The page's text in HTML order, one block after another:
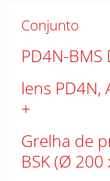
Conjunto
PD4N-BMS
lens
Grelha de
BSK (Ø